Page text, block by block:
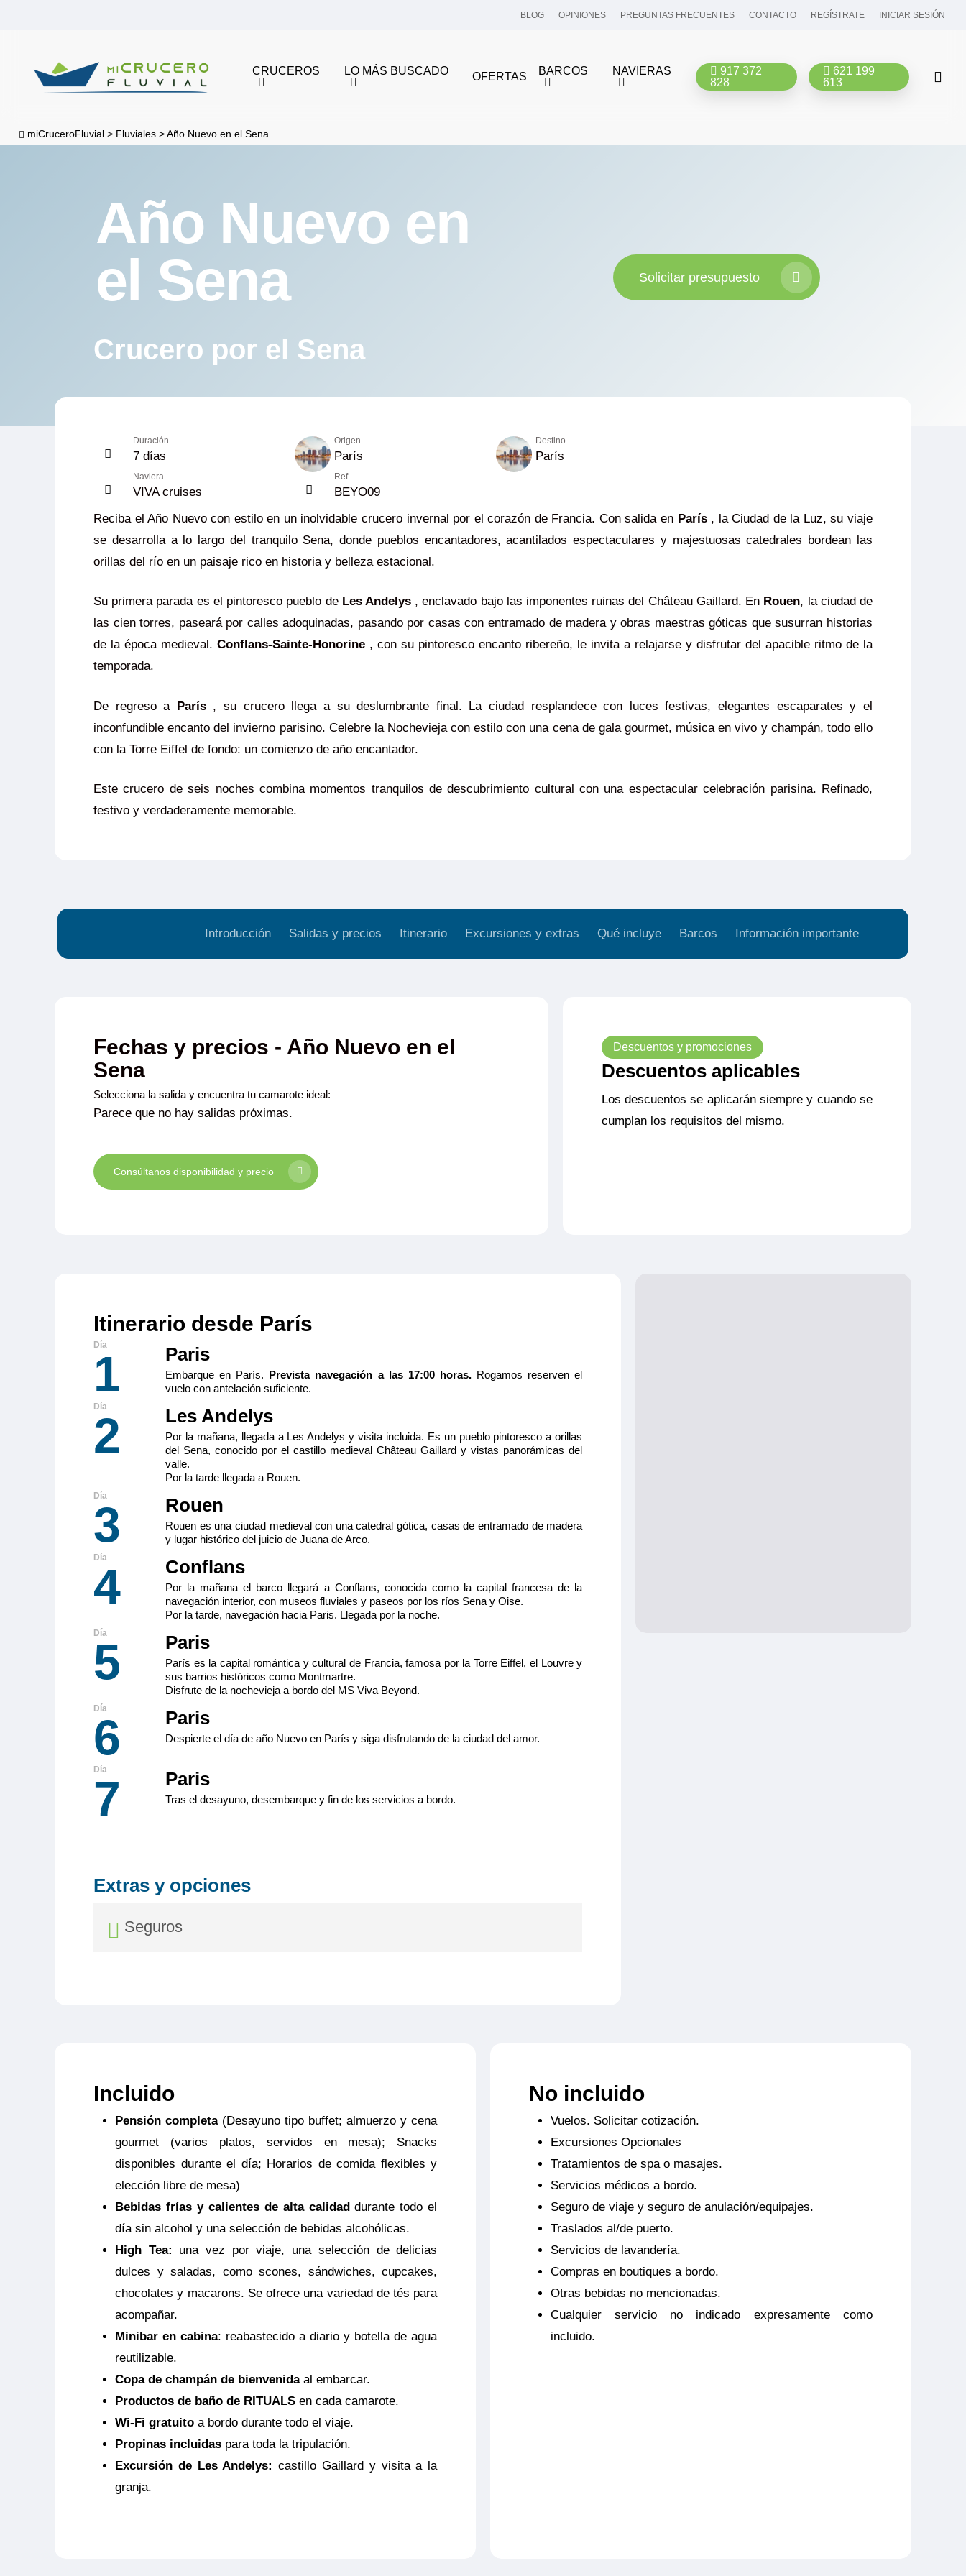
content
BLOG OPINIONES PREGUNTAS FRECUENTES CONTACTO REGÍSTRATE INICIAR SESIÓN
CRUCEROS LO MÁS BUSCADO OFERTAS BARCOS NAVIERAS
917 372
828
621 199
613
miCruceroFluvial > Fluviales> Año Nuevo en el Sena
Año Nuevo en
el Sena
Crucero por el Sena
Solicitar presupuesto
Duración
7 días
Origen
París
Destino
París
Naviera
VIVA cruises
Ref.
BEYO09
Reciba el Año Nuevo con estilo en un inolvidable crucero invernal por el corazón de Francia. Con salida en París, la Ciudad de la Luz, su viaje
se desarrolla a lo largo del tranquilo Sena, donde pueblos encantadores, acantilados espectaculares y majestuosas catedrales bordean las
orillas del río en un paisaje rico en historia y belleza estacional.
Su primera parada es el pintoresco pueblo de Les Andelys, enclavado bajo las imponentes ruinas del Château Gaillard. En Rouen, la ciudad de
las cien torres, paseará por calles adoquinadas, pasando por casas con entramado de madera y obras maestras góticas que susurran historias
de la época medieval.Conflans-Sainte-Honorine , con su pintoresco encanto ribereño, le invita a relajarse y disfrutar del apacible ritmo de la
temporada.
De regreso a París, su crucero llega a su deslumbrante final. La ciudad resplandece con luces festivas, elegantes escaparates y el
inconfundible encanto del invierno parisino. Celebre la Nochevieja con estilo con una cena de gala gourmet, música en vivo y champán, todo ello
con la Torre Eiffel de fondo: un comienzo de año encantador.
Este crucero de seis noches combina momentos tranquilos de descubrimiento cultural con una espectacular celebración parisina. Refinado,
festivo y verdaderamente memorable.
Introducción Salidas y precios Itinerario Excursiones y extras Qué incluye Barcos Información importante
Fechas y precios - Año Nuevo en el
Sena
Selecciona la salida y encuentra tu camarote ideal:
Parece que no hay salidas próximas.
Consúltanos disponibilidad y precio
Descuentos y promociones
Descuentos aplicables
Los descuentos se aplicarán siempre y cuando se
cumplan los requisitos del mismo.
Itinerario desde París
1 Paris
Embarque en París. Prevista navegación a las 17:00 horas.Rogamos reserven el
vuelo con antelación suficiente.
2 Les Andelys
Por la mañana, llegada a Les Andelys y visita incluida. Es un pueblo pintoresco a orillas
del Sena, conocido por el castillo medieval Château Gaillard y vistas panorámicas del
valle.
Por la tarde llegada a Rouen.
3 Rouen
Rouen es una ciudad medieval con una catedral gótica, casas de entramado de madera
y lugar histórico del juicio de Juana de Arco.
4 Conflans
Por la mañana el barco llegará a Conflans, conocida como la capital francesa de la
navegación interior, con museos fluviales y paseos por los ríos Sena y Oise.
Por la tarde, navegación hacia Paris. Llegada por la noche.
5 Paris
París es la capital romántica y cultural de Francia, famosa por la Torre Eiffel, el Louvre y
sus barrios históricos como Montmartre.
Disfrute de la nochevieja a bordo del MS Viva Beyond.
6 Paris
Despierte el día de año Nuevo en París y siga disfrutando de la ciudad del amor.
7 Paris
Tras el desayuno, desembarque y fin de los servicios a bordo.
Extras y opciones
Seguros
- Gastos médicos en Mundo
-Gestión de equipaje.Robo y daños materiales al equipaje: Hasta 1.000 € por
persona
Consulta aquí el resumen de las coberturas de la Póliza opción hasta 3.500
NOTAS: Este seguro opcional sólo es válido para clientes residentes en España
y deberá ser contratado y pagado en el momento de la confirmación del viaje. Las
coberturas del seguro son válidas solamente para los servicios contratados en la
propia agencia donde se emitió el seguro.
Incluido
Pensión completa (Desayuno tipo buffet; almuerzo y cena
gourmet (varios platos, servidos en mesa); Snacks
disponibles durante el día; Horarios de comida flexibles y
elección libre de mesa)
Bebidas frías y calientes de alta calidad durante todo el
día sin alcohol y una selección de bebidas alcohólicas.
High Tea: una vez por viaje, una selección de delicias
dulces y saladas, como scones, sándwiches, cupcakes,
chocolates y macarons. Se ofrece una variedad de tés para
acompañar.
Minibar en cabina: reabastecido a diario y botella de agua
reutilizable.
Copa de champán de bienvenidaal embarcar.
Productos de baño de RITUALS en cada camarote.
Wi-Fi gratuito a bordo durante todo el viaje.
Propinas incluidas para toda la tripulación.
Excursión de Les Andelys: castillo Gaillard y visita a la
granja.
No incluido
Vuelos. Solicitar cotización.
Excursiones Opcionales
Tratamientos de spa o masajes.
Servicios médicos a bordo.
Seguro de viaje y seguro de anulación/equipajes.
Traslados al/de puerto.
Servicios de lavandería.
Compras en boutiques a bordo.
Otras bebidas no mencionadas.
Cualquier servicio no indicado expresamente como
incluido.